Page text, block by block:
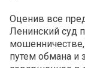
Оценив все
Ленинский суд
путем обмана и